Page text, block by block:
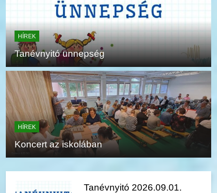
HÍREK
Tanévnyitó ünnepség
HÍREK
Koncert az iskolában
Tanévnyitó 2026.09.01.